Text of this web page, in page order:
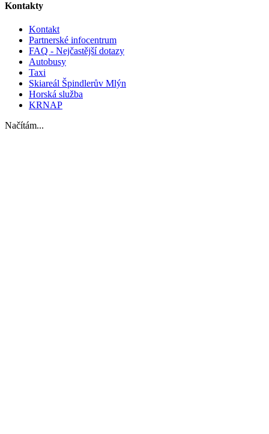
Kontakty
Kontakt
Partnerské infocentrum
FAQ - Nejčastější dotazy
Autobusy
Taxi
Skiareál Špindlerův Mlýn
Horská služba
KRNAP
Načítám...